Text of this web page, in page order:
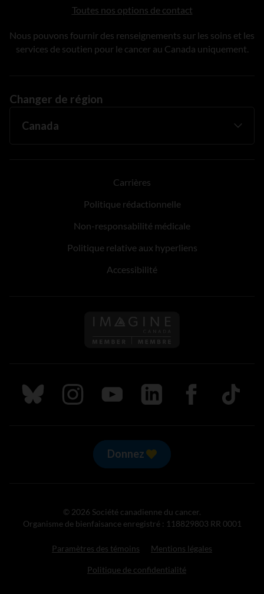
Toutes nos options de contact
Nous pouvons fournir des renseignements sur les soins et les
services de soutien pour le cancer au Canada uniquement.
Changer de région
Carrières
Politique rédactionnelle
Non-responsabilité médicale
Politique relative aux hyperliens
Accessibilité
Suivez nous sur Bluesky
Suivez nous sur Instagram
Suivez nous sur Youtube
Suivez nous sur LinkedIn
Suivez nous sur
TikTok
Donnez
© 2026 Société canadienne du cancer.
Organisme de bienfaisance enregistré : 118829803 RR 0001
Paramètres des témoins Mentions légales
Politique de confidentialité